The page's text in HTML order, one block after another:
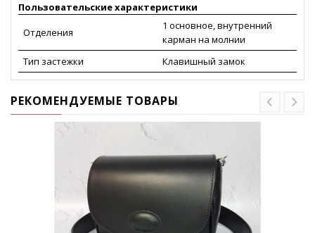
Пользовательские характеристики
Отделения
1 основное, внутренний
карман на молнии
Тип застежки
Клавишный замок
РЕКОМЕНДУЕМЫЕ ТОВАРЫ